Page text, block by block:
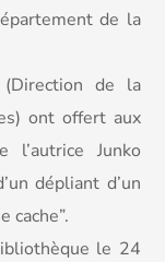
de la
de la
ont offert aux
Junko
dépliant d’un
cache”.
le 24